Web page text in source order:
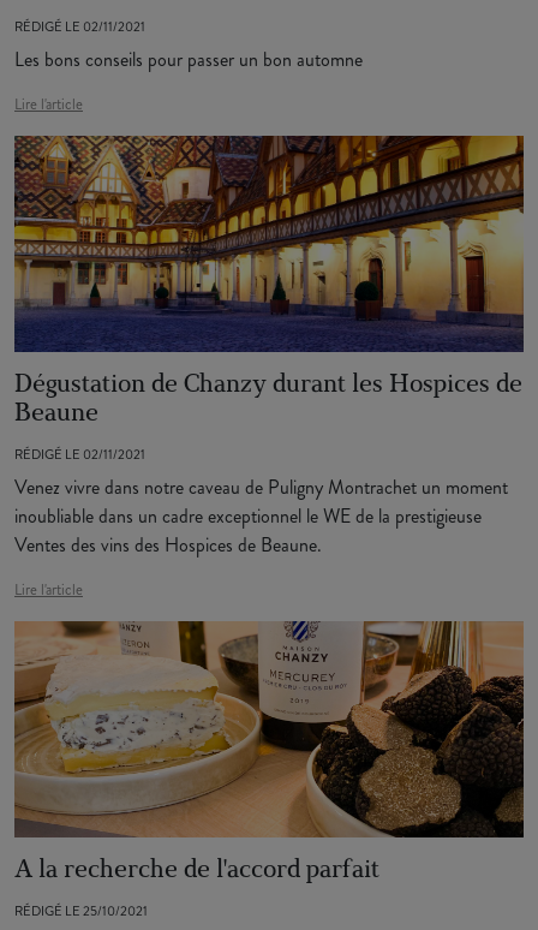
RÉDIGÉ LE 02/11/2021
Les bons conseils pour passer un bon automne
Lire l'article
Dégustation de Chanzy durant les Hospices de
Beaune
RÉDIGÉ LE 02/11/2021
Venez vivre dans notre caveau de Puligny Montrachet un moment
inoubliable dans un cadre exceptionnel le WE de la prestigieuse
Ventes des vins des Hospices de Beaune.
Lire l'article
A la recherche de l'accord parfait
RÉDIGÉ LE 25/10/2021